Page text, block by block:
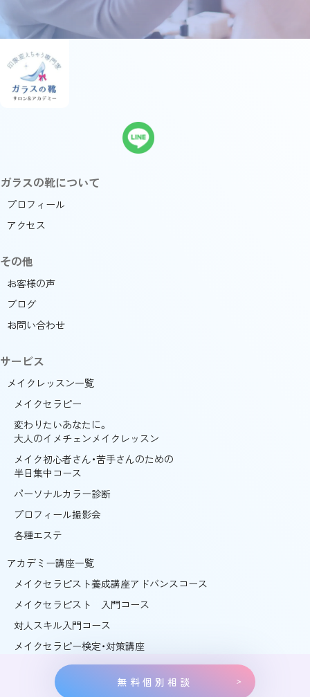
無料個別相談
ガラスの靴について
プロフィール
アクセス
その他
お客様の声
ブログ
お問い合わせ
サービス
メイクレッスン一覧
メイクセラピー
変わりたいあなたに。
大人のイメチェンメイクレッスン
メイク初心者さん・苦手さんのための
半日集中コース
パーソナルカラー診断
プロフィール撮影会
各種エステ
アカデミー講座一覧
メイクセラピスト養成講座アドバンスコース
メイクセラピスト 入門コース
対人スキル入門コース
メイクセラピー検定・対策講座
©ガラスの靴 ALL RIGHTS RESERVED.